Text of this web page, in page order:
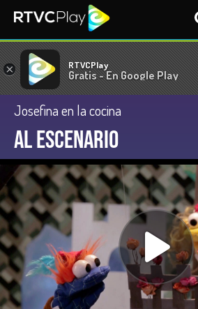
× RTVCPlay
Gratis - En Google Play
Josefina en la cocina
Al escenario